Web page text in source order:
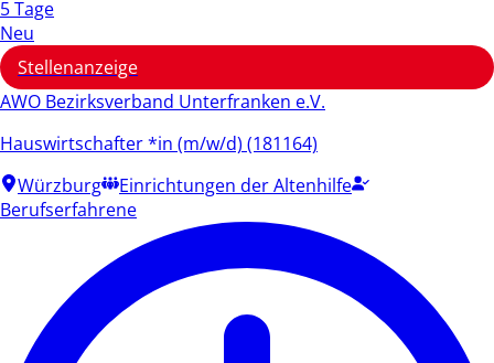
5 Tage
Neu
Stellenanzeige
AWO Bezirksverband Unterfranken e.V.
Hauswirtschafter *in (m/w/d) (181164)
Würzburg
Einrichtungen der Altenhilfe
Berufserfahrene